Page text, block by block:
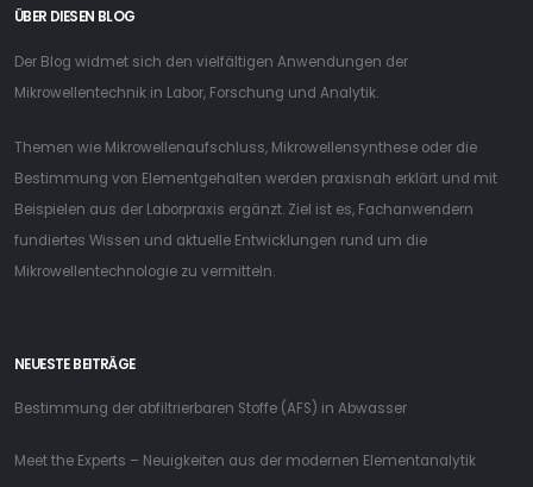
ÜBER DIESEN BLOG
Der Blog widmet sich den vielfältigen Anwendungen der
Mikrowellentechnik in Labor, Forschung und Analytik.
Themen wie Mikrowellenaufschluss, Mikrowellensynthese oder die
Bestimmung von Elementgehalten werden praxisnah erklärt und mit
Beispielen aus der Laborpraxis ergänzt. Ziel ist es, Fachanwendern
fundiertes Wissen und aktuelle Entwicklungen rund um die
Mikrowellentechnologie zu vermitteln.
NEUESTE BEITRÄGE
Bestimmung der abfiltrierbaren Stoffe (AFS) in Abwasser
Meet the Experts – Neuigkeiten aus der modernen Elementanalytik